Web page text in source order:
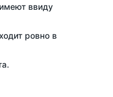
ввиду
ровно в